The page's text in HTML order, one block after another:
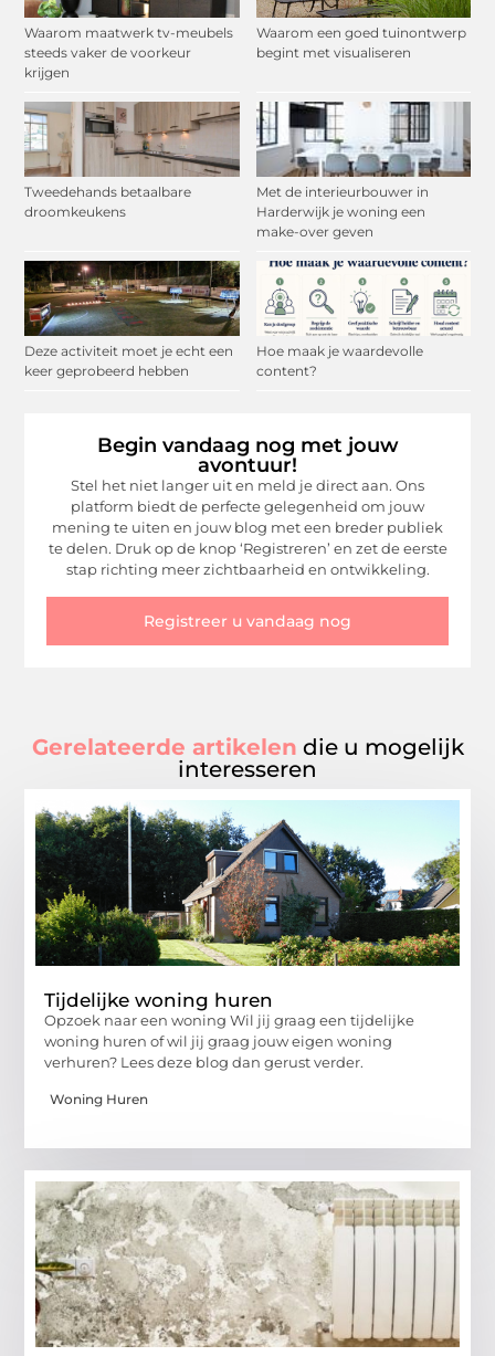
Waarom maatwerk tv-meubels
steeds vaker de voorkeur
krijgen
Waarom een goed tuinontwerp
begint met visualiseren
Tweedehands betaalbare
droomkeukens
Met de interieurbouwer in
Harderwijk je woning een
make-over geven
Deze activiteit moet je echt een
keer geprobeerd hebben
Hoe maak je waardevolle
content?
Begin vandaag nog met jouw
avontuur!
Stel het niet langer uit en meld je direct aan. Ons
platform biedt de perfecte gelegenheid om jouw
mening te uiten en jouw blog met een breder publiek
te delen. Druk op de knop ‘Registreren’ en zet de eerste
stap richting meer zichtbaarheid en ontwikkeling.
Registreer u vandaag nog
Gerelateerde artikelen die u mogelijk
interesseren
Tijdelijke woning huren
Opzoek naar een woning Wil jij graag een tijdelijke
woning huren of wil jij graag jouw eigen woning
verhuren? Lees deze blog dan gerust verder.
Woning Huren